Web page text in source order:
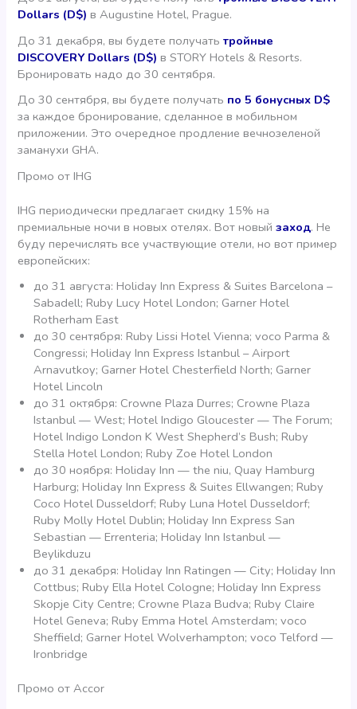
Dollars (D$) в Augustine Hotel, Prague.
До 31 декабря, вы будете получатьтройные
DISCOVERY Dollars (D$) в STORY Hotels & Resorts.
Бронировать надо до 30 сентября.
До 30 сентября, вы будете получать по 5 бонусных D$
за каждое бронирование, сделанное в мобильном
приложении. Это очередное продление вечнозеленой
заманухи GHA.
Промо от IHG
IHG периодически предлагает скидку 15% на
премиальные ночи в новых отелях. Вот новыйзаход. Не
буду перечислять все участвующие отели, но вот пример
европейских:
до 31 августа: Holiday Inn Express & Suites Barcelona –
Sabadell; Ruby Lucy Hotel London; Garner Hotel
Rotherham East
до 30 сентября: Ruby Lissi Hotel Vienna; voco Parma &
Congressi; Holiday Inn Express Istanbul – Airport
Arnavutkoy; Garner Hotel Chesterfield North; Garner
Hotel Lincoln
до 31 октября: Crowne Plaza Durres; Crowne Plaza
Istanbul — West; Hotel Indigo Gloucester — The Forum;
Hotel Indigo London K West Shepherd’s Bush; Ruby
Stella Hotel London; Ruby Zoe Hotel London
до 30 ноября: Holiday Inn — the niu, Quay Hamburg
Harburg; Holiday Inn Express & Suites Ellwangen; Ruby
Coco Hotel Dusseldorf; Ruby Luna Hotel Dusseldorf;
Ruby Molly Hotel Dublin; Holiday Inn Express San
Sebastian — Errenteria; Holiday Inn Istanbul —
Beylikduzu
до 31 декабря: Holiday Inn Ratingen — City; Holiday Inn
Cottbus; Ruby Ella Hotel Cologne; Holiday Inn Express
Skopje City Centre; Crowne Plaza Budva; Ruby Claire
Hotel Geneva; Ruby Emma Hotel Amsterdam; voco
Sheffield; Garner Hotel Wolverhampton; voco Telford —
Ironbridge
Промо от Accor